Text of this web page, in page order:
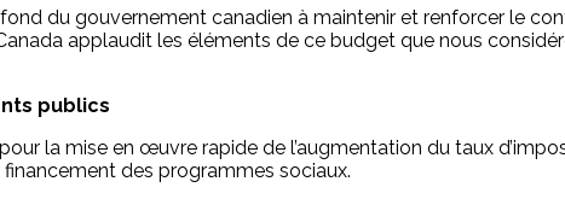
du gouvernement canadien à maintenir et renforcer le
applaudit les éléments de ce budget que nous
publics
la mise en œuvre rapide de l’augmentation du taux
des programmes sociaux.